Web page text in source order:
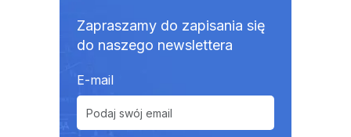
Zapraszamy do zapisania się
do naszego newslettera
E-mail